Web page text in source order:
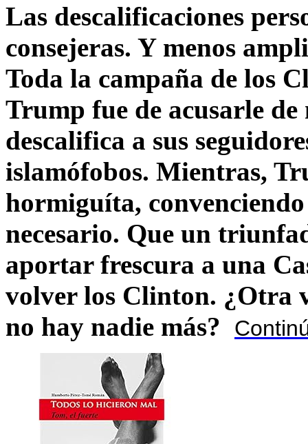
Las descalificaciones
consejeras. Y menos
Toda la campaña de los
Trump fue de acusarle
descalifica a sus
islamófobos. Mientras,
hormiguíta,
necesario. Que un
aportar frescura a una
volver los Clinton. ¿Otra
no hay nadie más?